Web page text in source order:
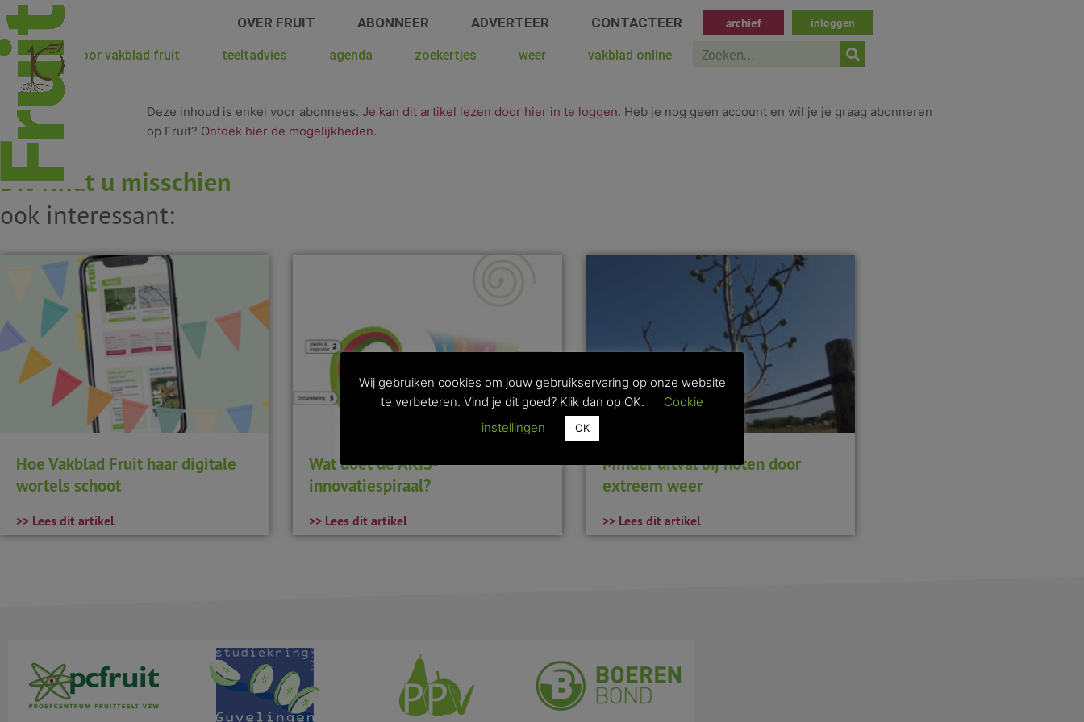
Spring
naar
de
inhoud
OVER FRUIT ABONNEER ADVERTEER CONTACTEER archief inloggen
hoera voor vakblad fruit teeltadvies agenda zoekertjes weer vakblad online Search
Deze inhoud is enkel voor abonnees. Je kan dit artikel lezen door hier in te loggen. Heb je nog geen account en wil je je graag abonneren
op Fruit? Ontdek hier de mogelijkheden.
Dit vindt u misschien
ook interessant:
Hoe Vakblad Fruit haar digitale
wortels schoot
>> Lees dit artikel
Wat doet de AKIS-
innovatiespiraal?
>> Lees dit artikel
Minder uitval bij noten door
extreem weer
>> Lees dit artikel
Wij gebruiken cookies om jouw gebruikservaring op onze website
te verbeteren. Vind je dit goed? Klik dan op OK.
Cookie
instellingen
OK